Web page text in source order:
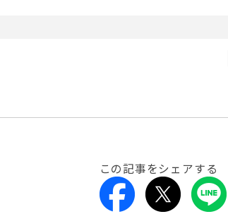
この記事をシェアする